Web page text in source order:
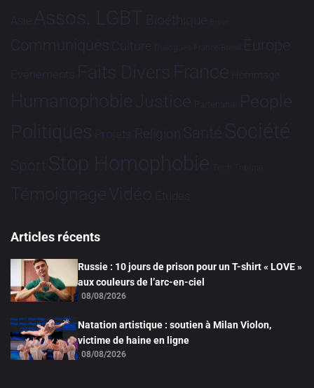
Asie Assos. LGBT Bioéthique Brève
Communiqués Culture Dialogues France-Brésil Europe
Evénements Faits Divers France Hommage
HumanophobieJustice Partenariat People
Politiques Projets Religion Santé Société
Sport Stop Homophobie Tech Tribune
TémoignageVidéo Études
Articles récents
Russie : 10 jours de prison pour un T-shirt « LOVE »
aux couleurs de l’arc-en-ciel
08/08/2026
Natation artistique : soutien à Milan Violon,
victime de haine en ligne
08/08/2026